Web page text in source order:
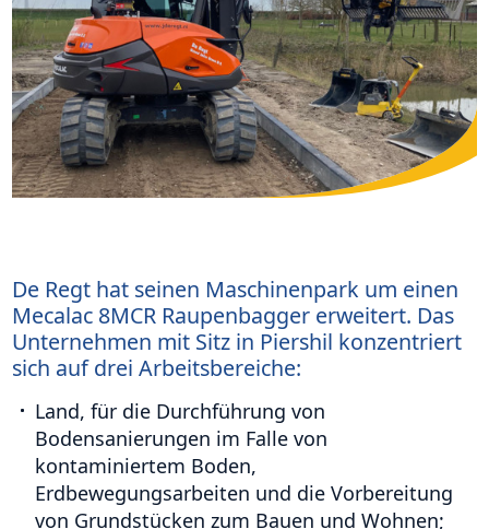
De Regt hat seinen Maschinenpark um einen
Mecalac 8MCR Raupenbagger erweitert. Das
Unternehmen mit Sitz in Piershil konzentriert
sich auf drei Arbeitsbereiche:
Land, für die Durchführung von
Bodensanierungen im Falle von
kontaminiertem Boden,
Erdbewegungsarbeiten und die Vorbereitung
von Grundstücken zum Bauen und Wohnen;